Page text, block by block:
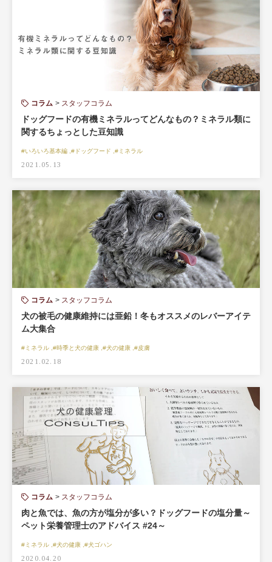
コラム スタッフコラム
ドッグフードの有機ミネラルってどんなもの？ミネラル類に
関するちょっとした豆知識
#いろいろ基本編 ,#ドッグフード ,#ミネラル
2021.05.13
コラム スタッフコラム
犬の被毛の健康維持には亜鉛！冬もオススメのレバーアイテ
ム大集合
#ミネラル ,#時季と犬の健康 ,#犬の健康 ,#皮膚
2021.02.18
コラム スタッフコラム
肉と魚では、魚の方が塩分が多い？ドッグフードの塩分量～
ペット栄養管理士のアドバイス #24～
#ミネラル ,#犬の健康 ,#犬ゴハン
2020.04.20